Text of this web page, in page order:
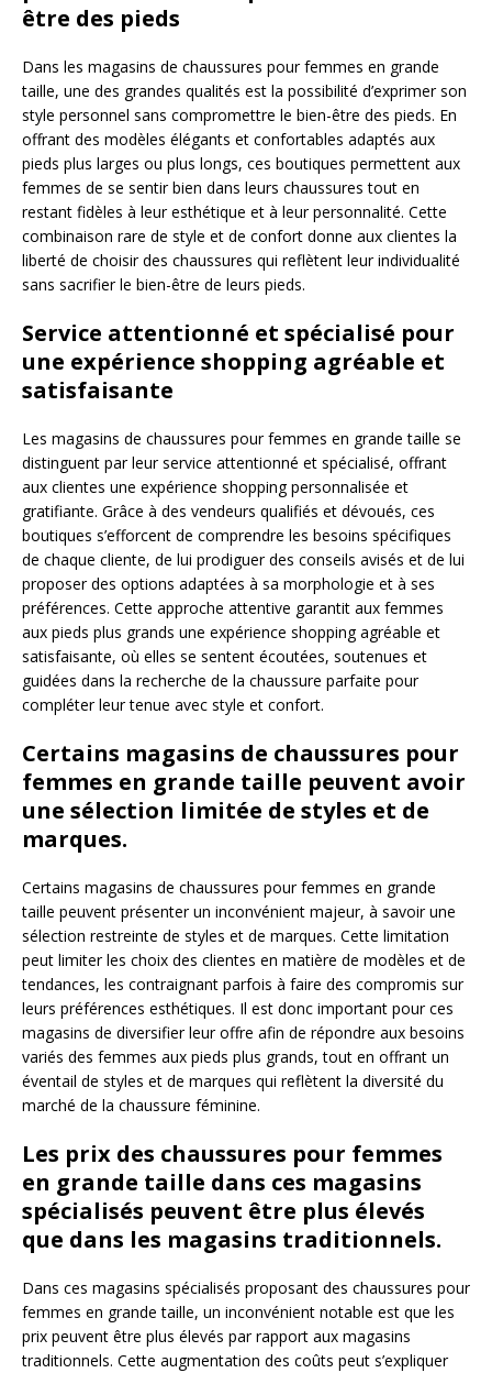
être des pieds
Dans les magasins de chaussures pour femmes en grande
taille, une des grandes qualités est la possibilité d’exprimer son
style personnel sans compromettre le bien-être des pieds. En
offrant des modèles élégants et confortables adaptés aux
pieds plus larges ou plus longs, ces boutiques permettent aux
femmes de se sentir bien dans leurs chaussures tout en
restant fidèles à leur esthétique et à leur personnalité. Cette
combinaison rare de style et de confort donne aux clientes la
liberté de choisir des chaussures qui reflètent leur individualité
sans sacrifier le bien-être de leurs pieds.
Service attentionné et spécialisé pour
une expérience shopping agréable et
satisfaisante
Les magasins de chaussures pour femmes en grande taille se
distinguent par leur service attentionné et spécialisé, offrant
aux clientes une expérience shopping personnalisée et
gratifiante. Grâce à des vendeurs qualifiés et dévoués, ces
boutiques s’efforcent de comprendre les besoins spécifiques
de chaque cliente, de lui prodiguer des conseils avisés et de lui
proposer des options adaptées à sa morphologie et à ses
préférences. Cette approche attentive garantit aux femmes
aux pieds plus grands une expérience shopping agréable et
satisfaisante, où elles se sentent écoutées, soutenues et
guidées dans la recherche de la chaussure parfaite pour
compléter leur tenue avec style et confort.
Certains magasins de chaussures pour
femmes en grande taille peuvent avoir
une sélection limitée de styles et de
marques.
Certains magasins de chaussures pour femmes en grande
taille peuvent présenter un inconvénient majeur, à savoir une
sélection restreinte de styles et de marques. Cette limitation
peut limiter les choix des clientes en matière de modèles et de
tendances, les contraignant parfois à faire des compromis sur
leurs préférences esthétiques. Il est donc important pour ces
magasins de diversifier leur offre afin de répondre aux besoins
variés des femmes aux pieds plus grands, tout en offrant un
éventail de styles et de marques qui reflètent la diversité du
marché de la chaussure féminine.
Les prix des chaussures pour femmes
en grande taille dans ces magasins
spécialisés peuvent être plus élevés
que dans les magasins traditionnels.
Dans ces magasins spécialisés proposant des chaussures pour
femmes en grande taille, un inconvénient notable est que les
prix peuvent être plus élevés par rapport aux magasins
traditionnels. Cette augmentation des coûts peut s’expliquer